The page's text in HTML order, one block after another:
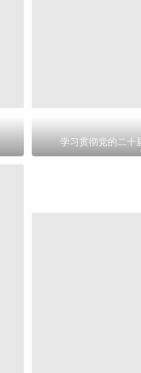
学习贯彻党的二十